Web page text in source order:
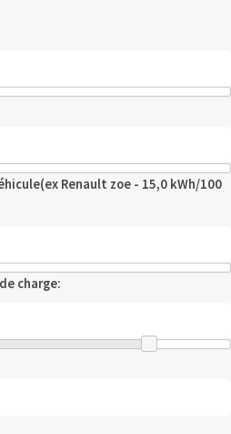
Renault zoe - 15,0 kWh/100
charge: